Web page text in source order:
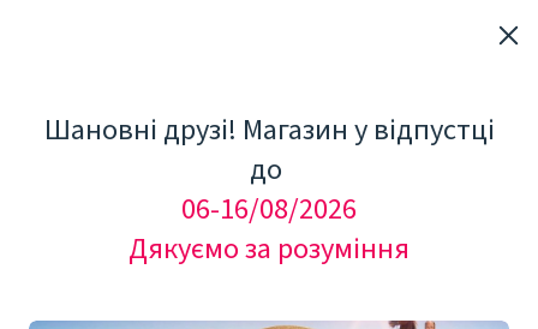
Шановні друзі! Магазин у відпустці
до
06-16/08/2026
Дякуємо за розуміння